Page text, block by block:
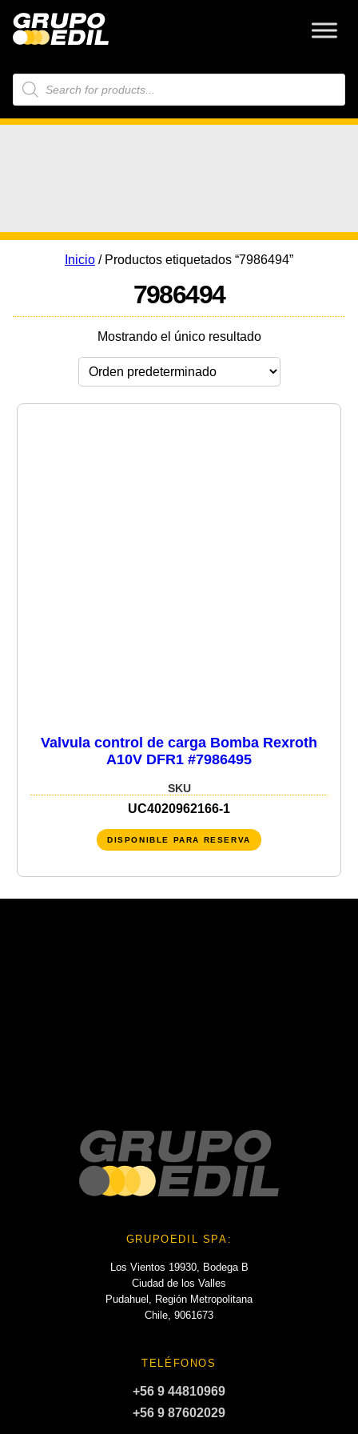
Búsqueda
de
productos
Inicio / Productos etiquetados “7986494”
7986494
Mostrando el único resultado
Valvula control de carga Bomba Rexroth
A10V DFR1 #7986495
SKU
UC4020962166-1
DISPONIBLE PARA RESERVA
GRUPOEDIL SPA:
Los Vientos 19930, Bodega B
Ciudad de los Valles
Pudahuel, Región Metropolitana
Chile, 9061673
TELÉFONOS
+56 9 44810969
+56 9 87602029